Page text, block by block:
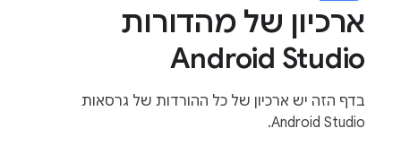
ארכיון של מהדורות
Android Studio
בדף הזה יש ארכיון של כל ההורדות של גרסאות
Android Studio.